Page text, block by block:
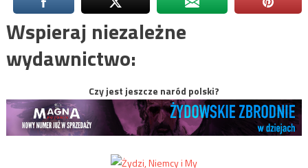
Wspieraj niezależne
wydawnictwo:
Czy jest jeszcze naród polski?